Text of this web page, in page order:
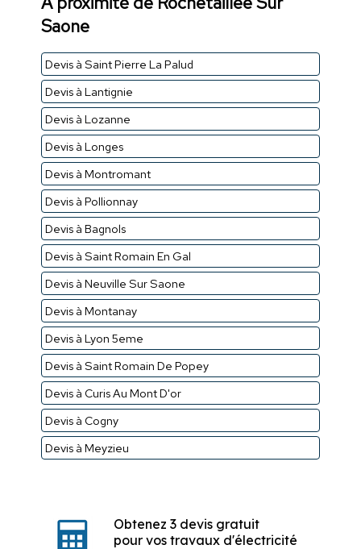
Saone
Devis à Saint Pierre La Palud
Devis à Lantignie
Devis à Lozanne
Devis à Longes
Devis à Montromant
Devis à Pollionnay
Devis à Bagnols
Devis à Saint Romain En Gal
Devis à Neuville Sur Saone
Devis à Montanay
Devis à Lyon 5eme
Devis à Saint Romain De Popey
Devis à Curis Au Mont D'or
Devis à Cogny
Devis à Meyzieu
Obtenez 3 devis gratuit
pour vos travaux d'électricité